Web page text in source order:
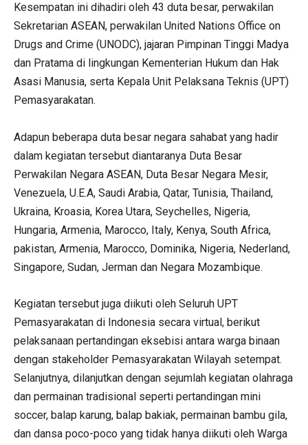
Kesempatan ini dihadiri oleh 43 duta besar, perwakilan
Sekretarian ASEAN, perwakilan United Nations Office on
Drugs and Crime (UNODC), jajaran Pimpinan Tinggi Madya
dan Pratama di lingkungan Kementerian Hukum dan Hak
Asasi Manusia, serta Kepala Unit Pelaksana Teknis (UPT)
Pemasyarakatan.
Adapun beberapa duta besar negara sahabat yang hadir
dalam kegiatan tersebut diantaranya Duta Besar
Perwakilan Negara ASEAN, Duta Besar Negara Mesir,
Venezuela, U.E.A, Saudi Arabia, Qatar, Tunisia, Thailand,
Ukraina, Kroasia, Korea Utara, Seychelles, Nigeria,
Hungaria, Armenia, Marocco, Italy, Kenya, South Africa,
pakistan, Armenia, Marocco, Dominika, Nigeria, Nederland,
Singapore, Sudan, Jerman dan Negara Mozambique.
Kegiatan tersebut juga diikuti oleh Seluruh UPT
Pemasyarakatan di Indonesia secara virtual, berikut
pelaksanaan pertandingan eksebisi antara warga binaan
dengan stakeholder Pemasyarakatan Wilayah setempat.
Selanjutnya, dilanjutkan dengan sejumlah kegiatan olahraga
dan permainan tradisional seperti pertandingan mini
soccer, balap karung, balap bakiak, permainan bambu gila,
dan dansa poco-poco yang tidak hanya diikuti oleh Warga